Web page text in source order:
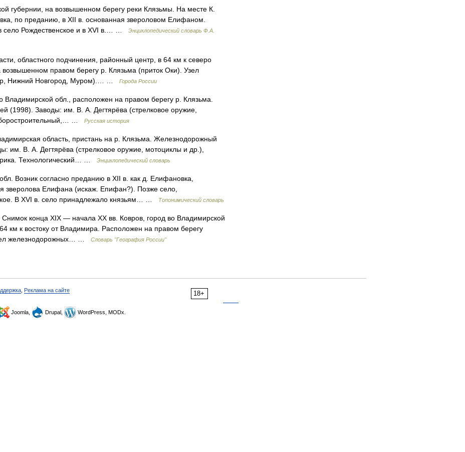
губернии, на возвышенном берегу реки Клязьмы. На месте К.
по преданию, в XII в. основанная звероловом Елифаном.
село Рождественское и в XVI в.… …
Энциклопедический словарь Ф.А.
подчинения, районный центр, в 64 км к северо
правом берегу р. Клязьма (приток Оки). Узел
Нижний Новгород, Муром).… …
Города России
обл., расположен на правом берегу р. Клязьма.
(1998). Заводы: им. В. А. Дегтярёва (стрелковое оружие,
…
Русская история
область, пристань на р. Клязьма. Железнодорожный
им. В. А. Дегтярёва (стрелковое оружие, мотоциклы и др.),
Технологический… …
Энциклопедический словарь
Возник согласно преданию в XII в. как д. Елифановка,
зверолова Елифана (искаж. Епифан?). Позже село,
В XVI в. село принадлежало князьям… …
Топонимический словарь
конца XIX — начала XX вв. Ковров, город во Владимирской
км к востоку от Владимира. Расположен на правом берегу
железнодорожных… …
Словарь "География России"
18+
Реклама на сайте
Joomla, Drupal, WordPress, MODx.